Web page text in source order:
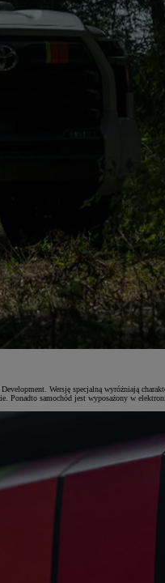
Wersję specjalną wyróżniają
samochód jest wyposażony w